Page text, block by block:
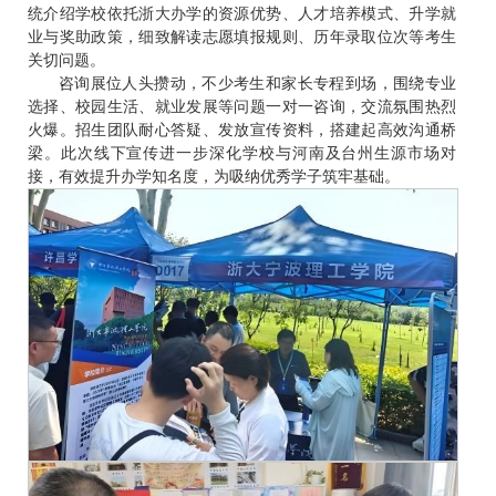
统介绍学校依托浙大办学的资源优势、人才培养模式、升学就
业与奖助政策，细致解读志愿填报规则、历年录取位次等考生
关切问题。
咨询展位人头攒动，不少考生和家长专程到场，围绕专业
选择、校园生活、就业发展等问题一对一咨询，交流氛围热烈
火爆。招生团队耐心答疑、发放宣传资料，搭建起高效沟通桥
梁。此次线下宣传进一步深化学校与河南及台州生源市场对
接，有效提升办学知名度，为吸纳优秀学子筑牢基础。